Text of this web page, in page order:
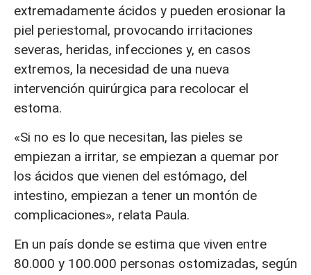
extremadamente ácidos y pueden erosionar la
piel periestomal, provocando irritaciones
severas, heridas, infecciones y, en casos
extremos, la necesidad de una nueva
intervención quirúrgica para recolocar el
estoma.
«Si no es lo que necesitan, las pieles se
empiezan a irritar, se empiezan a quemar por
los ácidos que vienen del estómago, del
intestino, empiezan a tener un montón de
complicaciones», relata Paula.
En un país donde se estima que viven entre
80.000 y 100.000 personas ostomizadas, según